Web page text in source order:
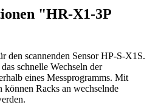
"HR-X1-3P
den scannenden Sensor HP-S-X1S.
schnelle Wechseln der
eines Messprogramms. Mit
können Racks an wechselnde